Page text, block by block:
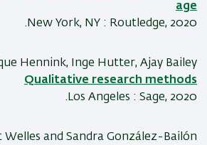
age
New York, NY : Routledge, 2020.
Hennink, Inge Hutter, Ajay Bailey
Qualitative research methods
Los Angeles : Sage, 2020.
and Sandra González-Bailón